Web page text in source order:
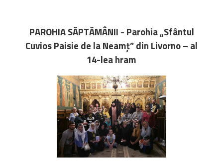
Comunicate de presă
Statutele și legile
Scrisori pastorale
Bibliotecă
Resurse multimedia
Opinii ortodoxe
Din viața „familiei”
diecezei
CSDE
Cuvântul Episcopului
PAROHIA SĂPTĂMÂNII - Parohia „Sfântul
Cuvios Paisie de la Neamț” din Livorno – al
14-lea hram